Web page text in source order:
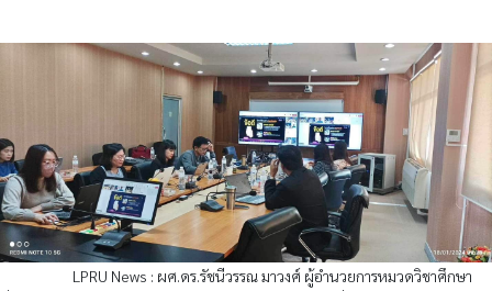
LPRU News : ผศ.ดร.รัชนีวรรณ มาวงศ์ ผู้อำนวยการหมวดวิชาศึกษา